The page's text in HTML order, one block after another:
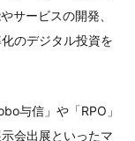
サービスの開発、
のデジタル投資を
与信」や「RPO」
会出展といったマ